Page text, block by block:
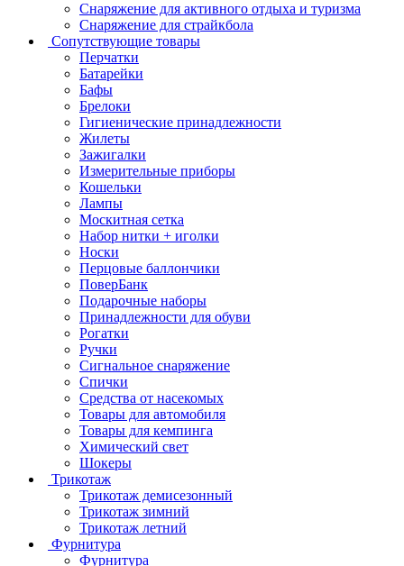
Снаряжение для активного отдыха и туризма
Снаряжение для страйкбола
Сопутствующие товары
Перчатки
Батарейки
Бафы
Брелоки
Гигиенические принадлежности
Жилеты
Зажигалки
Измерительные приборы
Кошельки
Лампы
Москитная сетка
Набор нитки + иголки
Носки
Перцовые баллончики
ПоверБанк
Подарочные наборы
Принадлежности для обуви
Рогатки
Ручки
Сигнальное снаряжение
Спички
Средства от насекомых
Товары для автомобиля
Товары для кемпинга
Химический свет
Шокеры
Трикотаж
Трикотаж демисезонный
Трикотаж зимний
Трикотаж летний
Фурнитура
Фурнитура